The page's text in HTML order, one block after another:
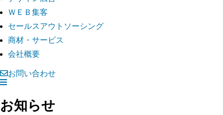
ＷＥＢ集客
セールスアウトソーシング
商材・サービス
会社概要
お問い合わせ
お知らせ